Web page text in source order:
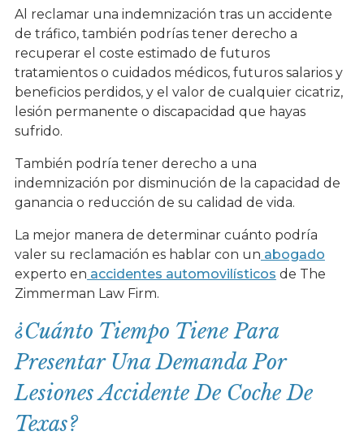
Al reclamar una indemnización tras un accidente
de tráfico, también podrías tener derecho a
recuperar el coste estimado de futuros
tratamientos o cuidados médicos, futuros salarios y
beneficios perdidos, y el valor de cualquier cicatriz,
lesión permanente o discapacidad que hayas
sufrido.
También podría tener derecho a una
indemnización por disminución de la capacidad de
ganancia o reducción de su calidad de vida.
La mejor manera de determinar cuánto podría
valer su reclamación es hablar con un abogado
experto en accidentes automovilísticos de The
Zimmerman Law Firm.
¿Cuánto Tiempo Tiene Para
Presentar Una Demanda Por
Lesiones Accidente De Coche De
Texas?